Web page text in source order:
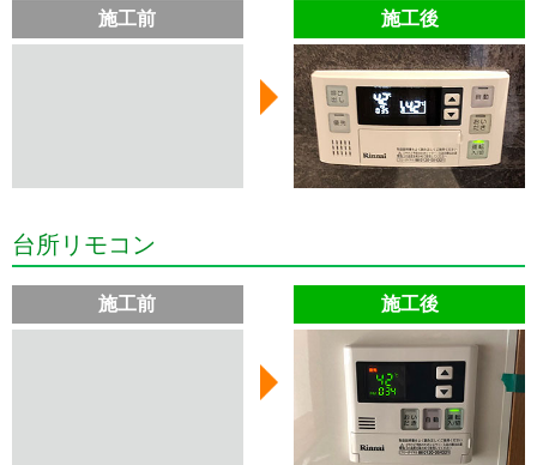
施工前 施工後
台所リモコン
施工前 施工後